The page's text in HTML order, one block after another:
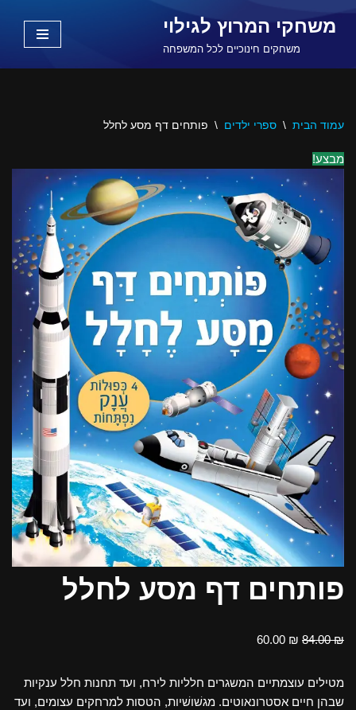
משחקי המרוץ לגילוי
משחקים חינוכיים לכל המשפחה
עמוד הבית \ ספרי ילדים \ פותחים דף מסע לחלל
מבצע!
פותחים דף מסע לחלל
84.00₪
60.00 ₪
מטילים עוצמתיים המשגרים חלליות לירח, ועד תחנות חלל ענקיות
שבהן חיים אסטרונאוטים. מגשׁושׁיות, הטסות למרחקים עצומים, ועד